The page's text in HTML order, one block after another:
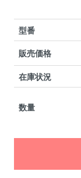
型番
販売価格
在庫状況
数量